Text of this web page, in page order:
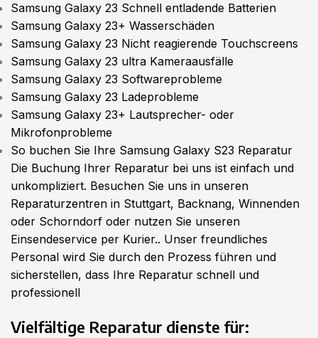
Samsung Galaxy 23 Schnell entladende Batterien
Samsung Galaxy 23+ Wasserschäden
Samsung Galaxy 23 Nicht reagierende Touchscreens
Samsung Galaxy 23 ultra Kameraausfälle
Samsung Galaxy 23 Softwareprobleme
Samsung Galaxy 23 Ladeprobleme
Samsung Galaxy 23+ Lautsprecher- oder
Mikrofonprobleme
So buchen Sie Ihre Samsung Galaxy S23 Reparatur
Die Buchung Ihrer Reparatur bei uns ist einfach und
unkompliziert. Besuchen Sie uns in unseren
Reparaturzentren in Stuttgart, Backnang, Winnenden
oder Schorndorf oder nutzen Sie unseren
Einsendeservice per Kurier.. Unser freundliches
Personal wird Sie durch den Prozess führen und
sicherstellen, dass Ihre Reparatur schnell und
professionell
Vielfältige Reparatur dienste für: